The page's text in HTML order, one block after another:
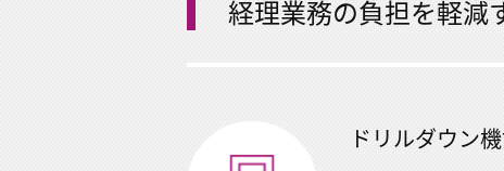
経理業務の負担を軽減
ドリルダウン